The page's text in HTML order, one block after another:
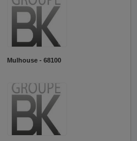
Mulhouse - 68100